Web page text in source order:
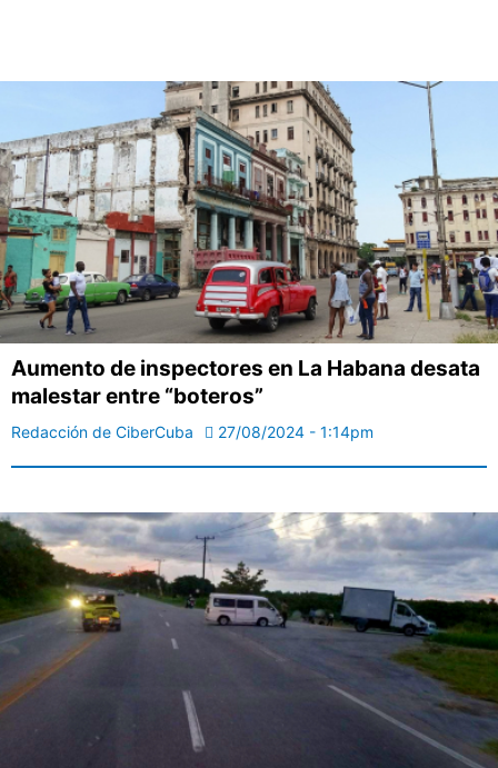
Aumento de inspectores en La Habana desata
malestar entre “boteros”
Redacción de CiberCuba 27/08/2024 - 1:14pm